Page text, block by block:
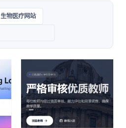
生物医疗网站